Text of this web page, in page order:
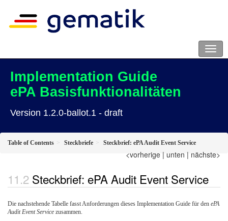
Implementation Guide
ePA Basisfunktionalitäten
Version 1.2.0-ballot.1 - draft
Table of Contents Steckbriefe Steckbrief: ePA Audit Event Service
<vorherige | unten | nächste>
Steckbrief: ePA Audit Event Service
Die nachstehende Tabelle fasst Anforderungen dieses Implementation Guide für den ePA
Audit Event Service zusammen.